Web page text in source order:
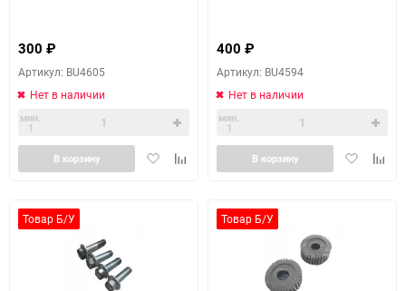
300 ₽
Артикул: BU4605
Нет в наличии
мин.
1
ДобавитьДобавить
В корзину
400 ₽
Артикул: BU4594
Нет в наличии
мин.
1
Добавить
В корзину
Товар Б/У Товар Б/У